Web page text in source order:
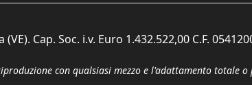
Cap. Soc. i.v. Euro 1.432.522,00 C.F.
con qualsiasi mezzo e l'adattamento totale o